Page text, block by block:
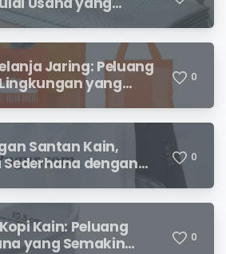
Pebisnis Pemula
Jaring: Peluang
yang
0
Santan Kain,
Sederhana dengan
Terus Meningkat
0
Kain: Peluang
yang Semakin
0